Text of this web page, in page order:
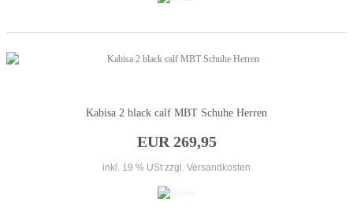
Kabisa 2 black calf MBT Schuhe Herren
EUR 269,95
inkl. 19 % USt zzgl. Versandkosten